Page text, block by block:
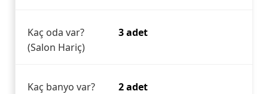
Kaç oda var?
(Salon Hariç)
3 adet
Kaç banyo var? 2 adet